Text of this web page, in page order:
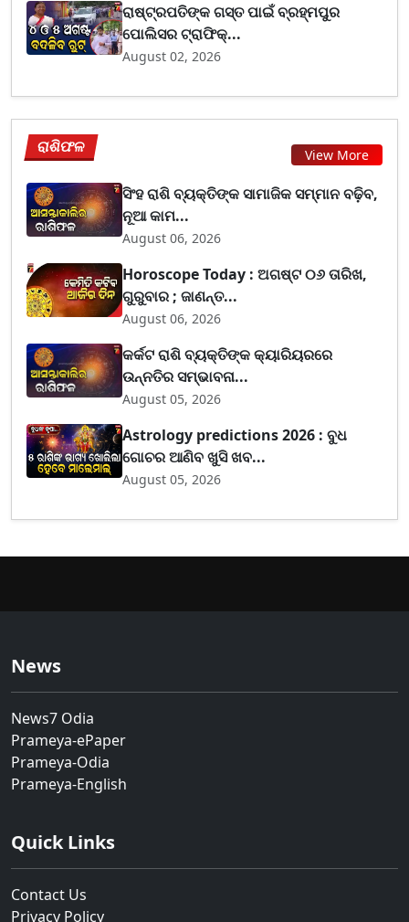
ରାଷ୍ଟ୍ରପତିଙ୍କ ଗସ୍ତ ପାଇଁ ବ୍ରହ୍ମପୁର
ପୋଲିସର ଟ୍ରାଫିକ୍...
August 02, 2026
ରାଶିଫଳ View More
ସିଂହ ରାଶି ବ୍ୟକ୍ତିଙ୍କ ସାମାଜିକ ସମ୍ମାନ ବଢ଼ିବ,
ନୂଆ କାମ...
August 06, 2026
Horoscope Today : ଅଗଷ୍ଟ ୦୬ ତାରିଖ,
ଗୁରୁବାର ; ଜାଣନ୍ତ...
August 06, 2026
କର୍କଟ ରାଶି ବ୍ୟକ୍ତିଙ୍କ କ୍ୟାରିୟରରେ
ଉନ୍ନତିର ସମ୍ଭାବନା...
August 05, 2026
Astrology predictions 2026 : ବୁଧ
ଗୋଚର ଆଣିବ ଖୁସି ଖବ...
August 05, 2026
News
News7 Odia
Prameya-ePaper
Prameya-Odia
Prameya-English
Quick Links
Contact Us
Privacy Policy